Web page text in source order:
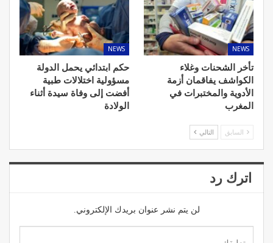
NEWS
تأخر الشحنات وغلاء
الكواشف يفاقمان أزمة
الأدوية والمختبرات في
المغرب
NEWS
حكم ابتدائي يحمل الدولة
مسؤولية اختلالات طبية
أفضت إلى وفاة سيدة أثناء
الولادة
السابق التالي
اترك رد
لن يتم نشر عنوان بريدك الإلكتروني.